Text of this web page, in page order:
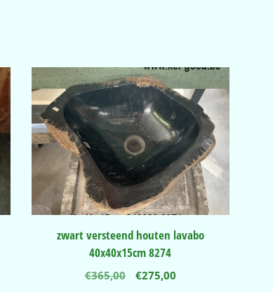
zwart versteend houten lavabo
40x40x15cm 8274
€365,00
Oorspronkelijke
€275,00Huidige